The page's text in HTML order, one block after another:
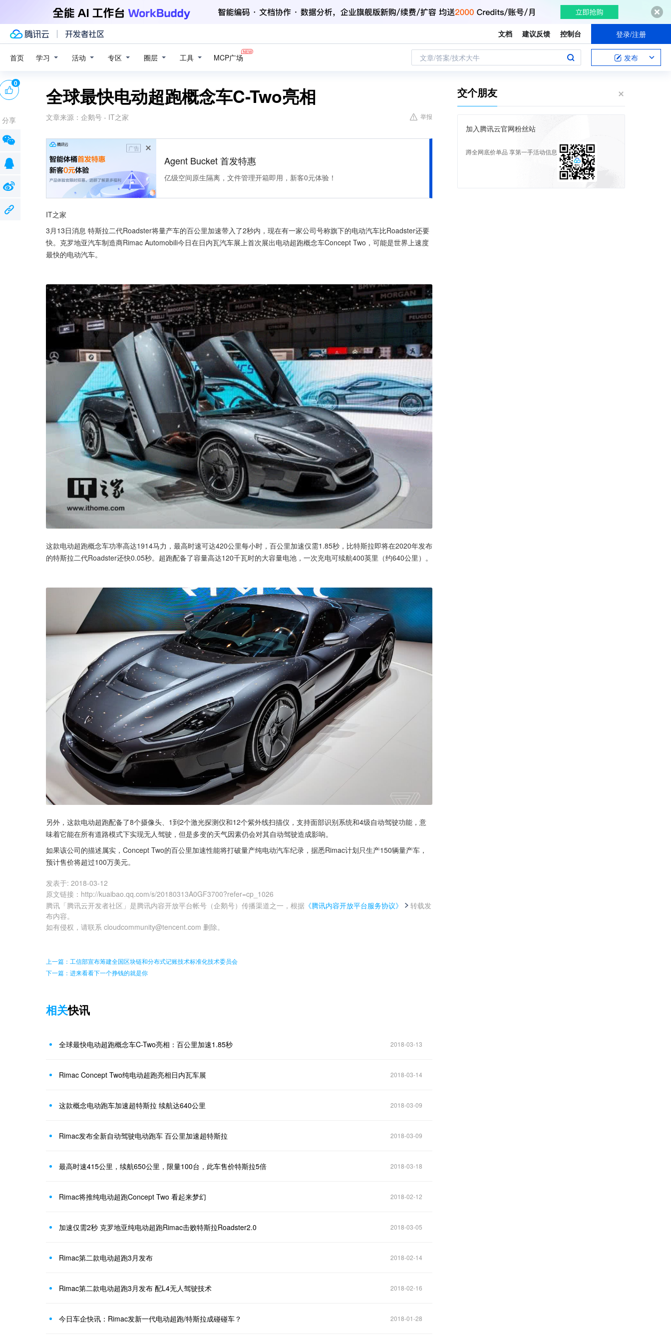
文档 建议反馈 控制台 登录/注册
首页 学习 活动 专区 圈层 工具 MCP广场 文章/答案/技术大牛 发布
全球最快电动超跑概念车C-Two亮相
文章来源： 企鹅号 - IT之家 举报
广告
Agent Bucket 首发特惠
亿级空间原生隔离，文件管理开箱即用，新客0元体验！
IT之家
3月13日消息 特斯拉二代Roadster将量产车的百公里加速带入了2秒内，现在有一家公司号称旗下的电动汽车比Roadster还要
快。克罗地亚汽车制造商Rimac Automobili今日在日内瓦汽车展上首次展出电动超跑概念车Concept Two，可能是世界上速度
最快的电动汽车。
这款电动超跑概念车功率高达1914马力，最高时速可达420公里每小时，百公里加速仅需1.85秒，比特斯拉即将在2020年发布
的特斯拉二代Roadster还快0.05秒。超跑配备了容量高达120千瓦时的大容量电池，一次充电可续航400英里（约640公里）。
另外，这款电动超跑配备了8个摄像头、1到2个激光探测仪和12个紫外线扫描仪，支持面部识别系统和4级自动驾驶功能，意
味着它能在所有道路模式下实现无人驾驶，但是多变的天气因素仍会对其自动驾驶造成影响。
如果该公司的描述属实，Concept Two的百公里加速性能将打破量产纯电动汽车纪录，据悉Rimac计划只生产150辆量产车，
预计售价将超过100万美元。
发表于: 2018-03-12
原文链接 ： http://kuaibao.qq.com/s/20180313A0GF3700?refer=cp_1026
腾讯「腾讯云开发者社区」是腾讯内容开放平台帐号（企鹅号）传播渠道之一，根据 《腾讯内容开放平台服务协议》
转载发
布内容。
如有侵权，请联系 cloudcommunity@tencent.com 删除。
0
分享
上一篇：工信部宣布筹建全国区块链和分布式记账技术标准化技术委员会
下一篇：进来看看下一个挣钱的就是你
相关快讯
全球最快电动超跑概念车C-Two亮相：百公里加速1.85秒 2018-03-13
Rimac Concept Two纯电动超跑亮相日内瓦车展 2018-03-14
这款概念电动跑车加速超特斯拉 续航达640公里 2018-03-09
Rimac发布全新自动驾驶电动跑车 百公里加速超特斯拉 2018-03-09
最高时速415公里，续航650公里，限量100台，此车售价特斯拉5倍 2018-03-18
Rimac将推纯电动超跑Concept Two 看起来梦幻 2018-02-12
加速仅需2秒 克罗地亚纯电动超跑Rimac击败特斯拉Roadster2.0 2018-03-05
Rimac第二款电动超跑3月发布 2018-02-14
Rimac第二款电动超跑3月发布 配L4无人驾驶技术 2018-02-16
今日车企快讯：Rimac发新一代电动超跑/特斯拉成碰碰车？ 2018-01-28
交个朋友
加入腾讯云官网粉丝站
蹲全网底价单品 享第一手活动信息